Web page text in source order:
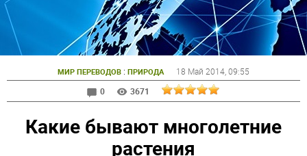
МИР ПЕРЕВОДОВ : ПРИРОДА 18 Май 2014 , 09:55
0
3671
Какие бывают многолетние
растения